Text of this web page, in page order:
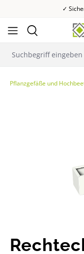
✓
Pflanzgefäße und